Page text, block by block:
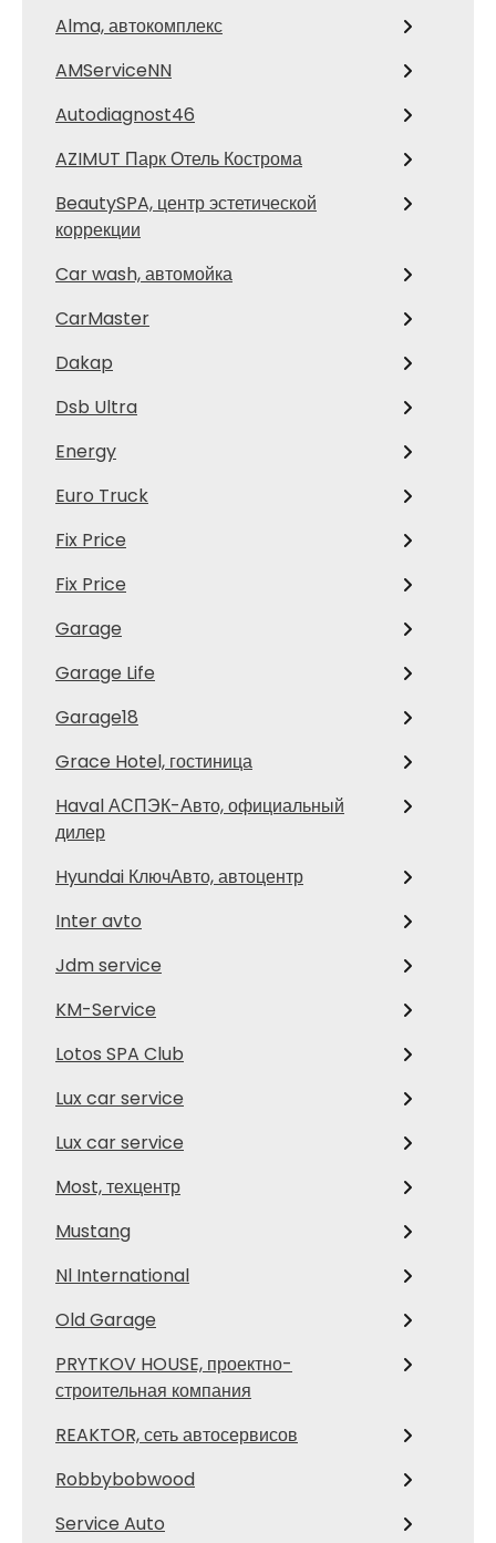
Alma, автокомплекс
AMServiceNN
Autodiagnost46
AZIMUT Парк Отель Кострома
BeautySPA, центр эстетической
коррекции
Car wash, автомойка
CarMaster
Dakap
Dsb Ultra
Energy
Euro Truck
Fix Price
Fix Price
Garage
Garage Life
Garage18
Grace Hotel, гостиница
Haval АСПЭК-Авто, официальный
дилер
Hyundai КлючАвто, автоцентр
Inter avto
Jdm service
KM-Service
Lotos SPA Club
Lux car service
Lux car service
Most, техцентр
Mustang
Nl International
Old Garage
PRYTKOV HOUSE, проектно-
строительная компания
REAKTOR, сеть автосервисов
Robbybobwood
Service Auto